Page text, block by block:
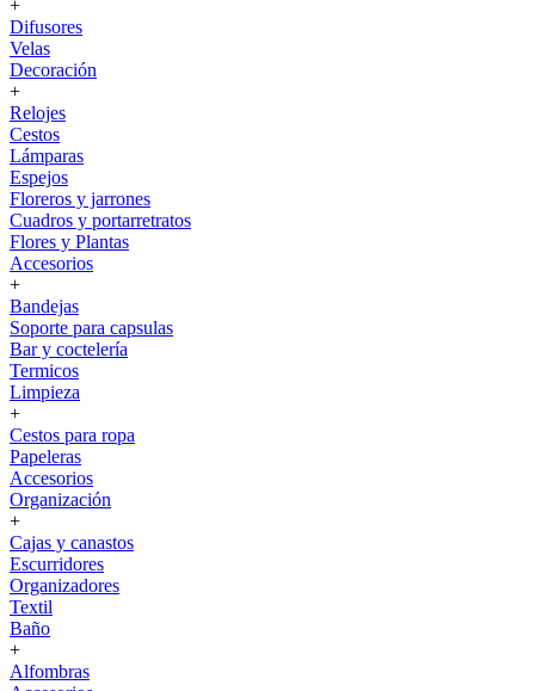
+
Difusores
Velas
Decoración
+
Relojes
Cestos
Lámparas
Espejos
Floreros y jarrones
Cuadros y portarretratos
Flores y Plantas
Accesorios
+
Bandejas
Soporte para capsulas
Bar y coctelería
Termicos
Limpieza
+
Cestos para ropa
Papeleras
Accesorios
Organización
+
Cajas y canastos
Escurridores
Organizadores
Textil
Baño
+
Alfombras